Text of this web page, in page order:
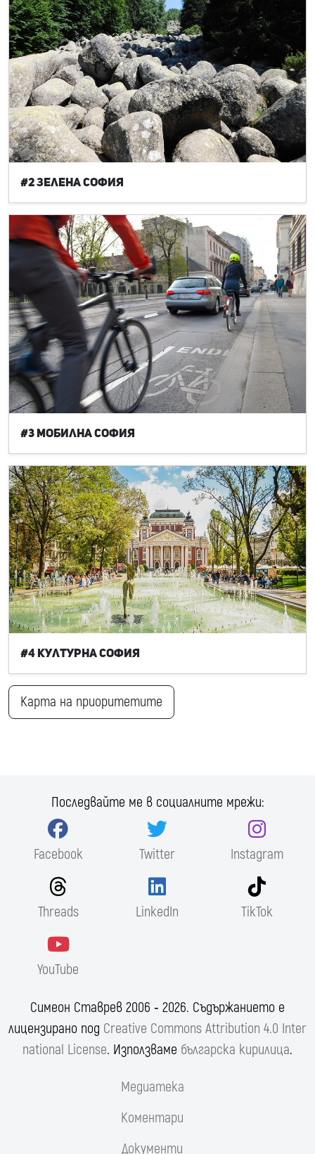
#2 Зелена София
#3 Мобилна София
#4 Културна София
Карта на приоритетите
Последвайте ме в социалните мрежи:
Facebook Twitter Instagram
Threads LinkedIn TikTok
YouTube
Симеон Ставрев 2006 ‐ 2026. Съдържанието е
лицензирано под Creative Commons Attribution 4.0 Inter
national License. Използваме българска кирилица.
Медиатека
Коментари
Документи